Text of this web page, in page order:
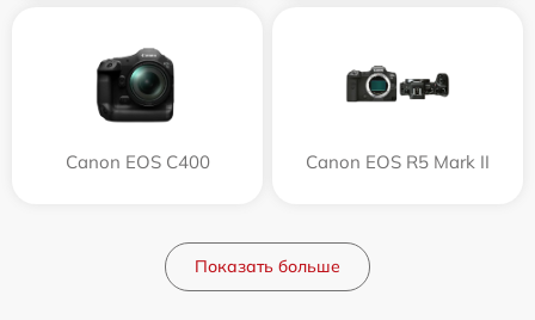
Canon EOS C400 Canon EOS R5 Mark II
Показать больше